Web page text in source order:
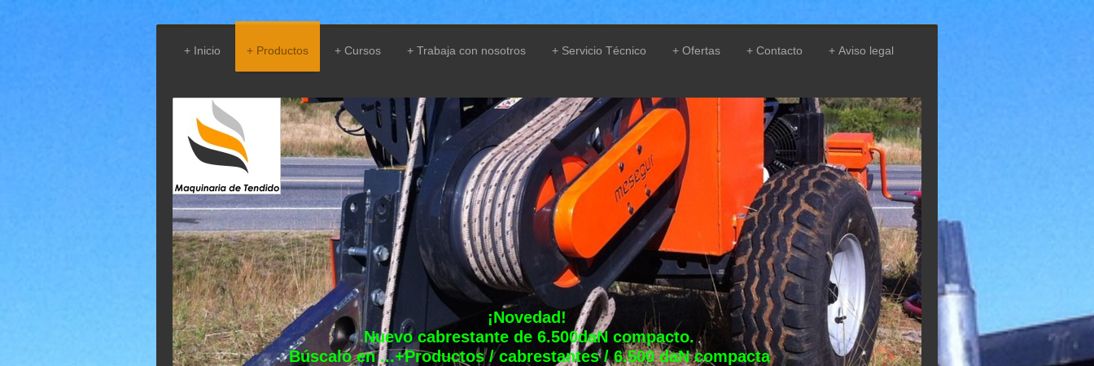
Inicio Productos Cursos Trabaja con nosotros Servicio Técnico Ofertas Contacto Aviso legal
¡Novedad!
Nuevo cabrestante de 6.500daN compacto.
Búscalo en ...+Productos / cabrestantes / 6.500 daN compacta